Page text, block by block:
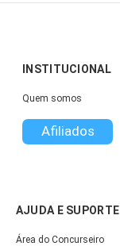
INSTITUCIONAL
Quem somos
Afiliados
AJUDA E SUPORTE
Área do Concurseiro